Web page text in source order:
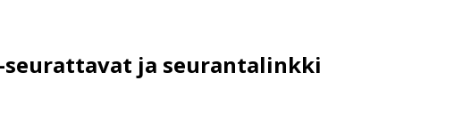
seurattavat ja seurantalinkki